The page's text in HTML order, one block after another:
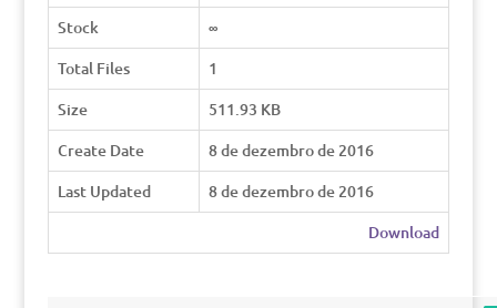
Stock
∞
Total Files
1
Size
511.93 KB
Create Date
8 de dezembro de 2016
Last Updated
8 de dezembro de 2016
Download